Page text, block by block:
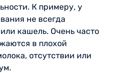
К примеру, у
не всегда
кашель. Очень часто
в плохой
отсутствии или